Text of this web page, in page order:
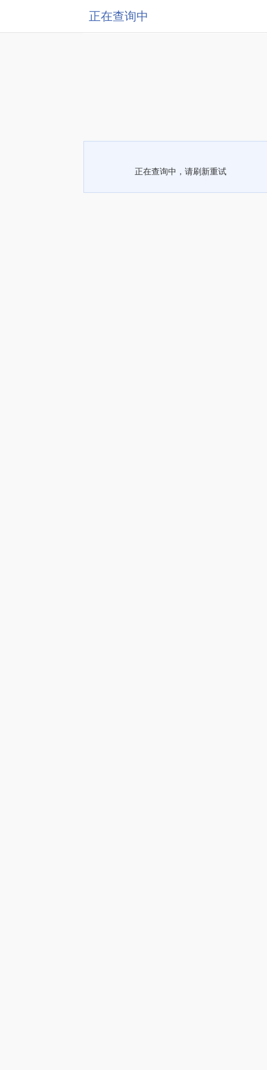
正在查询中
正在查询中，请刷新重试